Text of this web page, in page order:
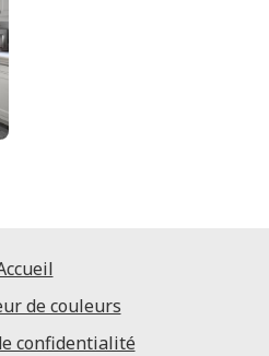
de couleurs
confidentialité